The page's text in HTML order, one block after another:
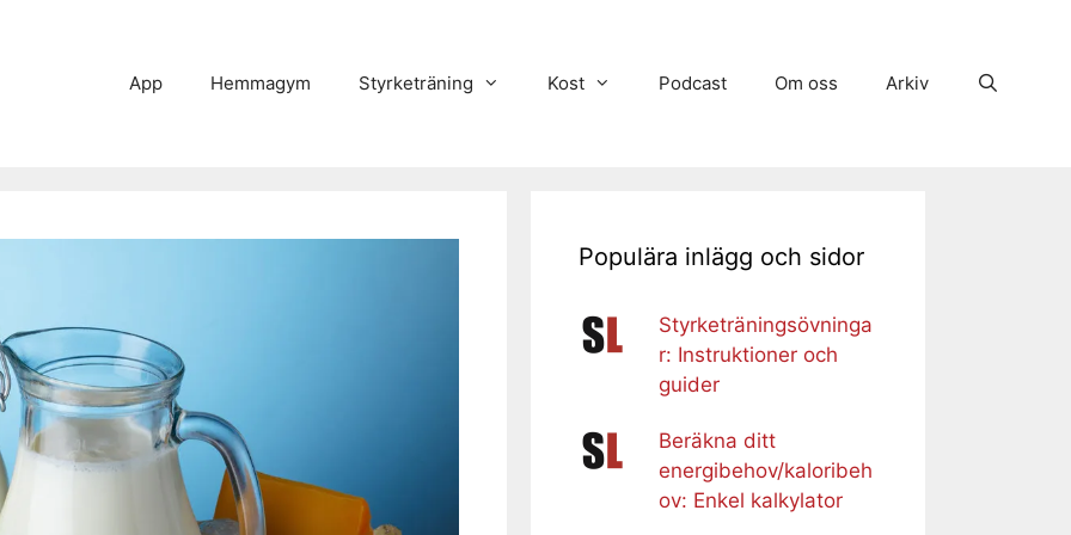
App Hemmagym Styrketräning Kost Podcast Om oss Arkiv
Populära inlägg och sidor
Styrketräningsövninga
r: Instruktioner och
guider
Beräkna ditt
energibehov/kaloribeh
ov: Enkel kalkylator